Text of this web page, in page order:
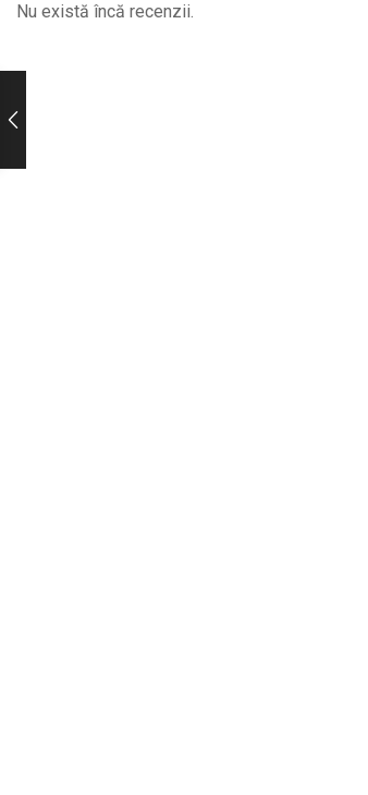
Nu există încă recenzii.